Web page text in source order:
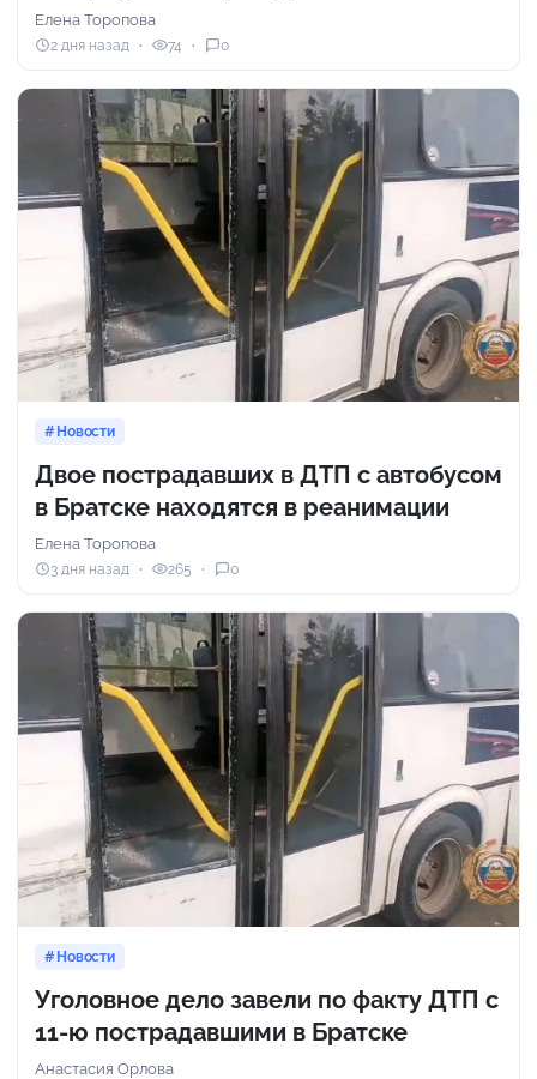
Елена Торопова
2 дня назад 74 0
Новости
Двое пострадавших в ДТП с автобусом
в Братске находятся в реанимации
Елена Торопова
3 дня назад 265 0
Новости
Уголовное дело завели по факту ДТП с
11-ю пострадавшими в Братске
Анастасия Орлова